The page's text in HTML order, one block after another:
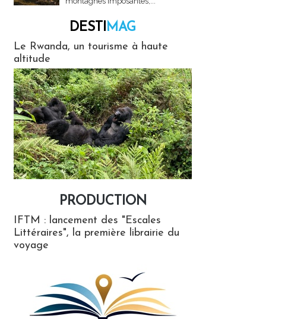
DESTIMAG
Le Rwanda, un tourisme à haute
altitude
PRODUCTION
IFTM : lancement des "Escales
Littéraires", la première librairie du
voyage